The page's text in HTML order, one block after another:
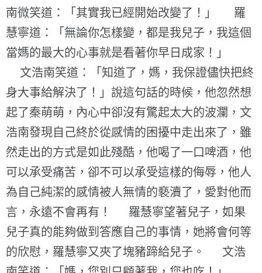
南微笑道：「其實我已經開始改變了！」 羅
慧寧道：「無論你怎樣變，都是我兒子，我這個
當媽的最大的心事就是看著你早日成家！」
文浩南笑道：「知道了，媽，我保證儘快把終
身大事給解決了！」說這句話的時候，他忽然想
起了秦萌萌，內心中卻沒有驚起太大的波瀾，文
浩南發現自己終於從感情的困擾中走出來了，雖
然走出的方式是如此殘酷，他喝了一口啤酒，他
可以承受痛苦，卻不可以承受這樣的侮辱，他人
為自己純潔的感情被人無情的褻瀆了，愛對他而
言，永遠不會再有！ 羅慧寧望著兒子，如果
兒子真的能夠做到答應自己的事情，她將會何等
的欣慰，羅慧寧又夾了塊豬蹄給兒子。 文浩